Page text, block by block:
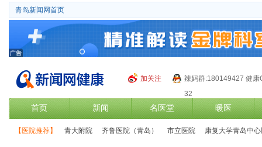
青岛新闻网首页
加关注
辣妈群:180149427 健
32
首页 新闻 名医堂 暖医
【医院推荐】 青大附院 齐鲁医院（青岛） 市立医院 康复大学青岛中